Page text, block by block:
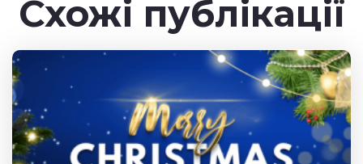
Схожі публікації